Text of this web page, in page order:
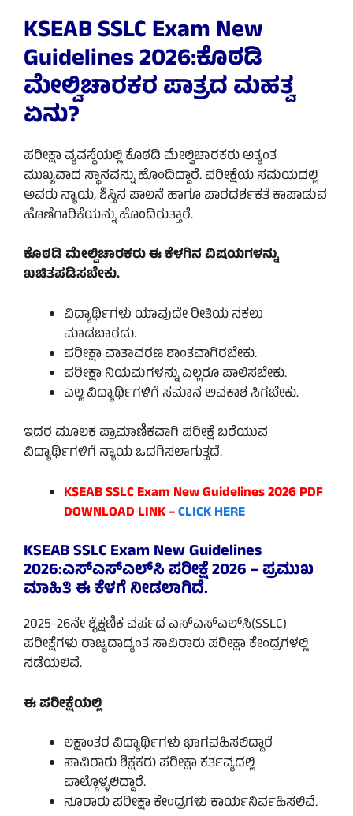
KSEAB SSLC Exam New
Guidelines 2026:ಕೊಠಡಿ
ಮೇಲ್ವಿಚಾರಕರ ಪಾತ್ರದ ಮಹತ್ವ
ಏನು?
ಪರೀಕ್ಷಾ ವ್ಯವಸ್ಥೆಯಲ್ಲಿ ಕೊಠಡಿ ಮೇಲ್ವಿಚಾರಕರು ಅತ್ಯಂತ
ಮುಖ್ಯವಾದ ಸ್ಥಾನವನ್ನು ಹೊಂದಿದ್ದಾರೆ. ಪರೀಕ್ಷೆಯ ಸಮಯದಲ್ಲಿ
ಅವರು ನ್ಯಾಯ, ಶಿಸ್ತಿನ ಪಾಲನೆ ಹಾಗೂ ಪಾರದರ್ಶಕತೆ ಕಾಪಾಡುವ
ಹೊಣೆಗಾರಿಕೆಯನ್ನು ಹೊಂದಿರುತ್ತಾರೆ.
ಕೊಠಡಿ ಮೇಲ್ವಿಚಾರಕರು ಈ ಕೆಳಗಿನ ವಿಷಯಗಳನ್ನು
ಖಚಿತಪಡಿಸಬೇಕು.
ವಿದ್ಯಾರ್ಥಿಗಳು ಯಾವುದೇ ರೀತಿಯ ನಕಲು
ಮಾಡಬಾರದು.
ಪರೀಕ್ಷಾ ವಾತಾವರಣ ಶಾಂತವಾಗಿರಬೇಕು.
ಪರೀಕ್ಷಾ ನಿಯಮಗಳನ್ನು ಎಲ್ಲರೂ ಪಾಲಿಸಬೇಕು.
ಎಲ್ಲ ವಿದ್ಯಾರ್ಥಿಗಳಿಗೆ ಸಮಾನ ಅವಕಾಶ ಸಿಗಬೇಕು.
ಇದರ ಮೂಲಕ ಪ್ರಾಮಾಣಿಕವಾಗಿ ಪರೀಕ್ಷೆ ಬರೆಯುವ
ವಿದ್ಯಾರ್ಥಿಗಳಿಗೆ ನ್ಯಾಯ ಒದಗಿಸಲಾಗುತ್ತದೆ.
KSEAB SSLC Exam New Guidelines 2026 PDF
DOWNLOAD LINK –CLICK HERE
KSEAB SSLC Exam New Guidelines
2026:ಎಸ್‌ಎಸ್‌ಎಲ್‌ಸಿ ಪರೀಕ್ಷೆ 2026 – ಪ್ರಮುಖ
ಮಾಹಿತಿ ಈ ಕೆಳಗೆ ನೀಡಲಾಗಿದೆ.
2025-26ನೇ ಶೈಕ್ಷಣಿಕ ವರ್ಷದ ಎಸ್‌ಎಸ್‌ಎಲ್‌ಸಿ(SSLC)
ಪರೀಕ್ಷೆಗಳು ರಾಜ್ಯದಾದ್ಯಂತ ಸಾವಿರಾರು ಪರೀಕ್ಷಾ ಕೇಂದ್ರಗಳಲ್ಲಿ
ನಡೆಯಲಿವೆ.
ಈ ಪರೀಕ್ಷೆಯಲ್ಲಿ
ಲಕ್ಷಾಂತರ ವಿದ್ಯಾರ್ಥಿಗಳು ಭಾಗವಹಿಸಲಿದ್ದಾರೆ
ಸಾವಿರಾರು ಶಿಕ್ಷಕರು ಪರೀಕ್ಷಾ ಕರ್ತವ್ಯದಲ್ಲಿ
ಪಾಲ್ಗೊಳ್ಳಲಿದ್ದಾರೆ.
ನೂರಾರು ಪರೀಕ್ಷಾ ಕೇಂದ್ರಗಳು ಕಾರ್ಯನಿರ್ವಹಿಸಲಿವೆ.